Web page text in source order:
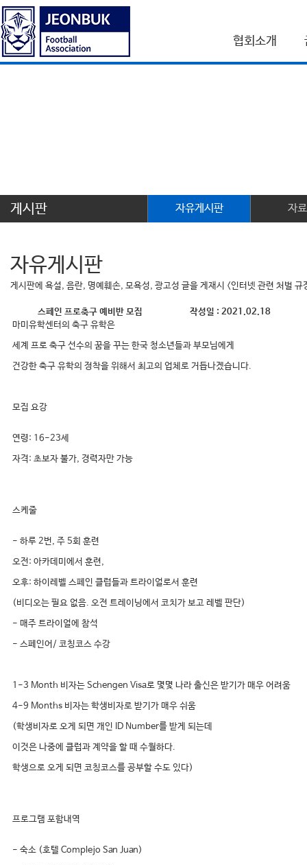
협회소개
게시판 자유게시판 자
자유게시판
게시판에 욕설, 음란, 명예훼손, 모욕성, 광고성 글을 게재시 <인터넷 관련 처벌
스페인 프로축구 예비반 모집 작성일 : 2021.02.18
마미유학센터의 축구 유학은
세계 프로 축구 선수의 꿈을 꾸는 한국 청소년들과 부모님에게
건강한 축구 유학의 정착을 위해서 최고의 업체로 거듭나겠습니다.
모집 요강
연령: 16-23세
자격: 초보자 불가, 경력자만 가능
스케줄
- 하루 2번, 주 5회 훈련
오전: 아카데미에서 훈련,
오후: 하이레벨 스페인 클럽들과 트라이얼로서 훈련
(비디오는 필요 없음. 오전 트레이닝에서 코치가 보고 레벨 판단)
- 매주 트라이얼에 참석
- 스페인어/ 코칭코스 수강
1-3 Month 비자는 Schengen Visa로 몇몇 나라 출신은 받기가 매우 어려움
4-9 Months 비자는 학생비자로 받기가 매우 쉬움
(학생비자로 오게 되면 개인 ID Number를 받게 되는데
이것은 나중에 클럽과 계약을 할 때 수월하다.
학생으로 오게 되면 코칭코스를 공부할 수도 있다)
프로그램 포함내역
- 숙소 (호텔 Complejo San Juan)